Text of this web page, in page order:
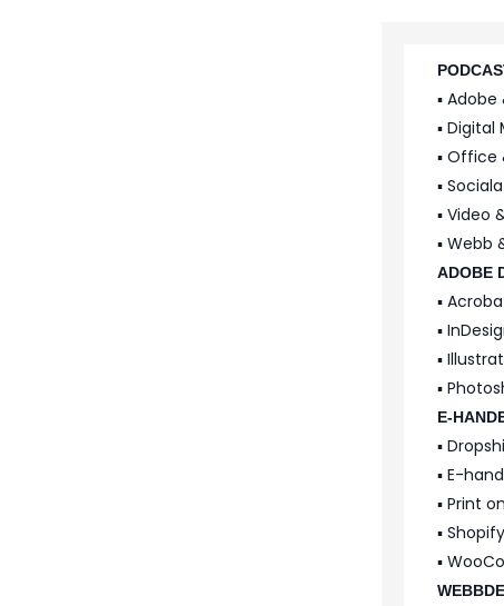
▪️ Adobe
▪️ Digital
▪️ Office
▪️
▪️ Video
▪️ Webb
ADOBE
▪️
▪️
▪️
▪️
E-
▪️
▪️ E-
▪️ Print
▪️ Shopify
▪️